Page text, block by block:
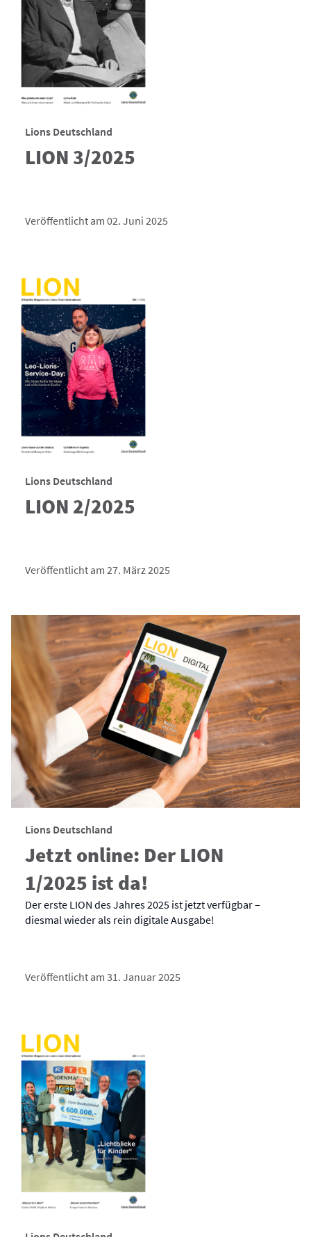
Lions Deutschland
LION 3/2025
Veröffentlicht am 02. Juni 2025
Lions Deutschland
LION 2/2025
Veröffentlicht am 27. März 2025
Lions Deutschland
Jetzt online: Der LION
1/2025 ist da!
Der erste LION des Jahres 2025 ist jetzt verfügbar –
diesmal wieder als rein digitale Ausgabe!
Veröffentlicht am 31. Januar 2025